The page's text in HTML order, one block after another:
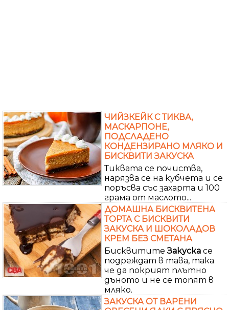
ЧИЙЗКЕЙК С ТИКВА,
МАСКАРПОНЕ,
ПОДСЛАДЕНО
КОНДЕНЗИРАНО МЛЯКО И
БИСКВИТИ ЗАКУСКА
Тиквата се почиства,
нарязва се на кубчета и се
поръсва със захарта и 100
грама от маслото...
ДОМАШНА БИСКВИТЕНА
ТОРТА С БИСКВИТИ
ЗАКУСКА И ШОКОЛАДОВ
КРЕМ БЕЗ СМЕТАНА
БисквититеЗакуска се
подреждат в тава, така
че да покрият плътно
дъното и не се топят в
мляко.
ЗАКУСКА ОТ ВАРЕНИ